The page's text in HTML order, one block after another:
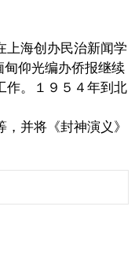
上海创办民治新闻学
甸仰光编办侨报继续
作。１９５４年到北
并将《封神演义》